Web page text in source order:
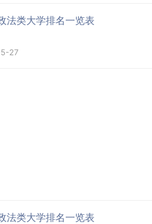
法类大学排名一览表
27
法类大学排名一览表